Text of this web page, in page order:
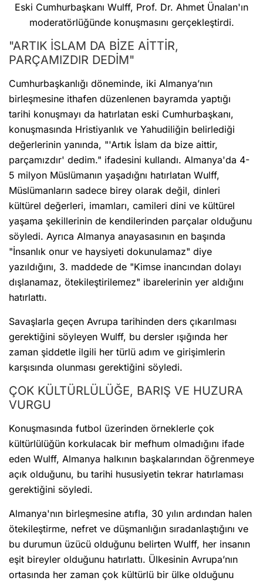
Eski Cumhurbaşkanı Wulff, Prof. Dr. Ahmet Ünalan'ın
moderatörlüğünde konuşmasını gerçekleştirdi.
"ARTIK İSLAM DA BİZE AİTTİR,
PARÇAMIZDIR DEDİM"
Cumhurbaşkanlığı döneminde, iki Almanya’nın
birleşmesine ithafen düzenlenen bayramda yaptığı
tarihi konuşmayı da hatırlatan eski Cumhurbaşkanı,
konuşmasında Hristiyanlık ve Yahudiliğin belirlediği
değerlerinin yanında, "'Artık İslam da bize aittir,
parçamızdır' dedim." ifadesini kullandı. Almanya'da 4-
5 milyon Müslümanın yaşadığnı hatırlatan Wulff,
Müslümanların sadece birey olarak değil, dinleri
kültürel değerleri, imamları, camileri dini ve kültürel
yaşama şekillerinin de kendilerinden parçalar olduğunu
söyledi. Ayrıca Almanya anayasasının en başında
"İnsanlık onur ve haysiyeti dokunulamaz" diye
yazıldığını, 3. maddede de "Kimse inancından dolayı
dışlanamaz, ötekileştirilemez" ibarelerinin yer aldığını
hatırlattı.
Savaşlarla geçen Avrupa tarihinden ders çıkarılması
gerektiğini söyleyen Wulff, bu dersler ışığında her
zaman şiddetle ilgili her türlü adım ve girişimlerin
karşısında olunması gerektiğini söyledi.
ÇOK KÜLTÜRLÜLÜĞE, BARIŞ VE HUZURA
VURGU
Konuşmasında futbol üzerinden örneklerle çok
kültürlülüğün korkulacak bir mefhum olmadığını ifade
eden Wulff, Almanya halkının başkalarından öğrenmeye
açık olduğunu, bu tarihi hususiyetin tekrar hatırlaması
gerektiğini söyledi.
Almanya'nın birleşmesine atıfla, 30 yılın ardından halen
ötekileştirme, nefret ve düşmanlığın sıradanlaştığını ve
bu durumun üzücü olduğunu belirten Wulff, her insanın
eşit bireyler olduğunu hatırlattı. Ülkesinin Avrupa’nın
ortasında her zaman çok kültürlü bir ülke olduğunu